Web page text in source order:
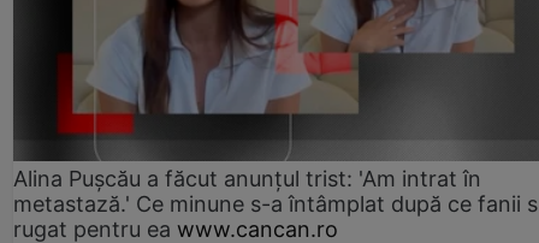
Alina Pușcău a făcut anunțul trist: 'Am intrat în
metastază.' Ce minune s-a întâmplat după ce fanii
rugat pentru ea www.cancan.ro